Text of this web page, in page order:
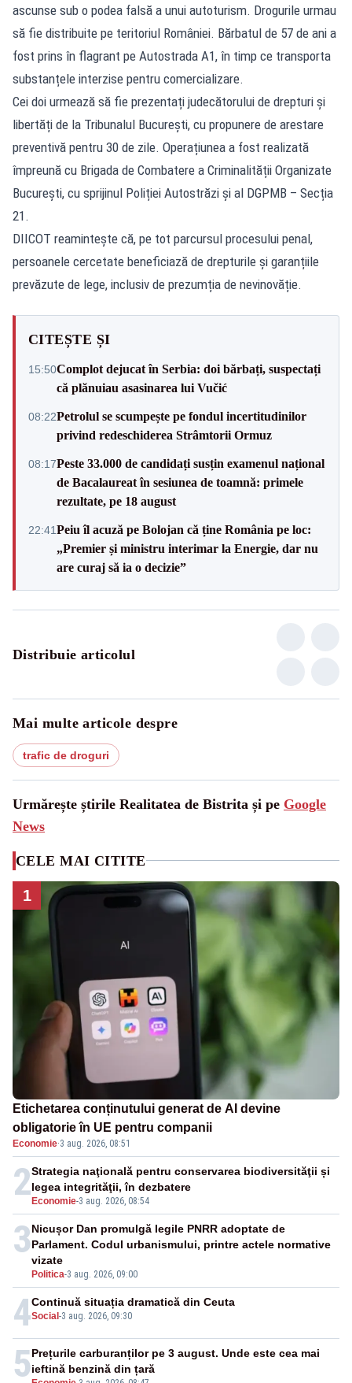
ascunse sub o podea falsă a unui autoturism. Drogurile urmau
să fie distribuite pe teritoriul României. Bărbatul de 57 de ani a
fost prins în flagrant pe Autostrada A1, în timp ce transporta
substanțele interzise pentru comercializare.
Cei doi urmează să fie prezentați judecătorului de drepturi și
libertăți de la Tribunalul București, cu propunere de arestare
preventivă pentru 30 de zile. Operațiunea a fost realizată
împreună cu Brigada de Combatere a Criminalității Organizate
București, cu sprijinul Poliției Autostrăzi și al DGPMB – Secția
21.
DIICOT reamintește că, pe tot parcursul procesului penal,
persoanele cercetate beneficiază de drepturile și garanțiile
prevăzute de lege, inclusiv de prezumția de nevinovăție.
CITEȘTE ȘI
15:50Complot dejucat în Serbia: doi bărbați, suspectați
că plănuiau asasinarea lui Vučić
08:22Petrolul se scumpește pe fondul incertitudinilor
privind redeschiderea Strâmtorii Ormuz
08:17Peste 33.000 de candidați susțin examenul național
de Bacalaureat în sesiunea de toamnă: primele
rezultate, pe 18 august
22:41Peiu îl acuză pe Bolojan că ține România pe loc:
„Premier și ministru interimar la Energie, dar nu
are curaj să ia o decizie”
Distribuie articolul
Mai multe articole despre
trafic de droguri
Urmărește știrile Realitatea de Bistrita și pe Google
News
CELE MAI CITITE
1
Etichetarea conținutului generat de AI devine
obligatorie în UE pentru companii
Economie·3 aug. 2026, 08:51
2 Economie-3 aug. 2026, 08:54
Strategia naţională pentru conservarea biodiversităţii și
legea integrităţii, în dezbatere
3
Politica-3 aug. 2026, 09:00
Nicușor Dan promulgă legile PNRR adoptate de
Parlament. Codul urbanismului, printre actele normative
vizate
4Social -3 aug. 2026, 09:30
Continuă situația dramatică din Ceuta
5Prețurile carburanților pe 3 august. Unde este cea mai
ieftină benzină din țară